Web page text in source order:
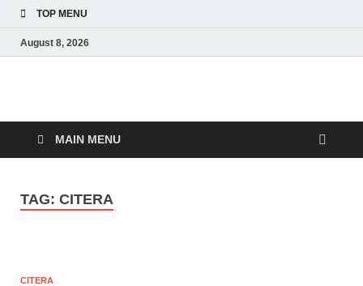
TOP MENU
August 8, 2026
Amerikai Magyar
Múzeum
MAIN MENU
TAG: CITERA
CITERA